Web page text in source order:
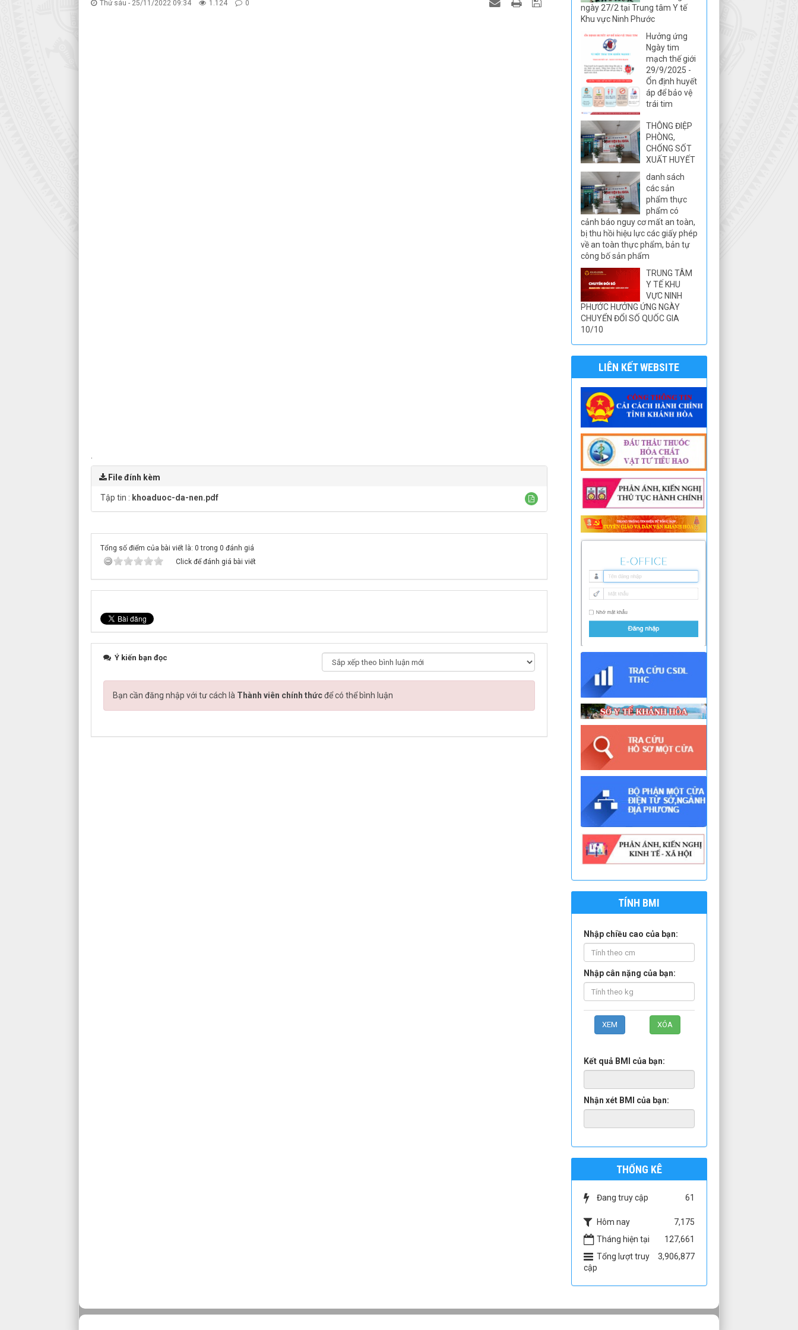
Thứ sáu - 25/11/2022 09:34 1.124 0
File đính kèm
Tập tin : khoaduoc-da-nen.pdf
Tổng số điểm của bài viết là: 0 trong 0 đánh giá
Click để đánh giá bài viết
Ý kiến bạn đọc
Bạn cần đăng nhập với tư cách là Thành viên chính thứcđể có thể bình luận
ngày 27/2 tại Trung tâm Y tế
Khu vực Ninh Phước
Hưởng ứng
Ngày tim
mạch thế giới
29/9/2025 -
Ổn định huyết
áp để bảo vệ
trái tim
THÔNG ĐIỆP
PHÒNG,
CHỐNG SỐT
XUẤT HUYẾT
danh sách
các sản
phẩm thực
phẩm có
cảnh báo nguy cơ mất an toàn,
bị thu hồi hiệu lực các giấy phép
về an toàn thực phẩm, bản tự
công bố sản phẩm
TRUNG TÂM
Y TẾ KHU
VỰC NINH
PHƯỚC HƯỞNG ỨNG NGÀY
CHUYỂN ĐỔI SỐ QUỐC GIA
10/10
LIÊN KẾT WEBSITE
TÍNH BMI
Nhập chiều cao của bạn:
Nhập cân nặng của bạn:
Kết quả BMI của bạn:
Nhận xét BMI của bạn:
THỐNG KÊ
Đang truy cập 61
Hôm nay
7,175
Tháng hiện tại
127,661
Tổng lượt truy
cập
3,906,877